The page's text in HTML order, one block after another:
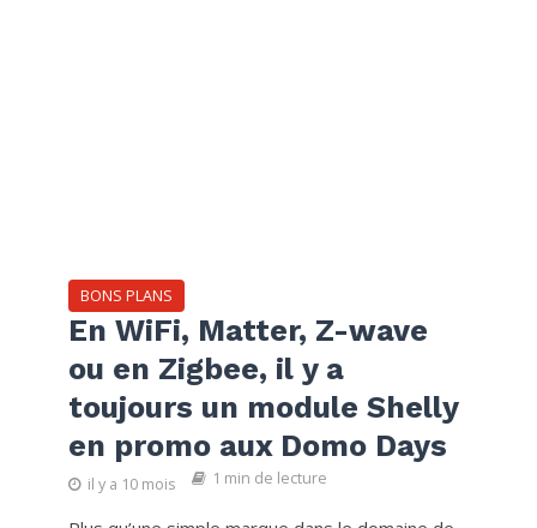
BONS PLANS
En WiFi, Matter, Z-wave
ou en Zigbee, il y a
toujours un module Shelly
en promo aux Domo Days
il y a 10 mois 1 min de lecture